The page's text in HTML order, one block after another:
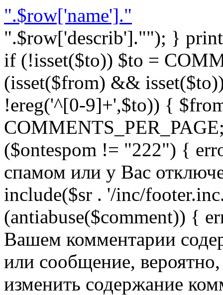
".$row['name']."
".$row['describ'].""); }
if (!isset($to)) $to =
(isset($from) &&
!ereg('^[0-9]+',$to)) {
($ontespom != "222") {
спамом или у Вас
include($sr . '/inc/
(antiabuse($comment)) {
Вашем комментарии
или сообщение,
изменить содержание